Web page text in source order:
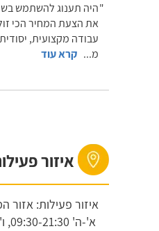
היה תענוג להשתמש
את הצעת המחיר הכי
עבודה מקצועית,
מ... קרא עוד
איזור
איזור פעילות: אזור
א'-ה' 09:30-21:30, ו'